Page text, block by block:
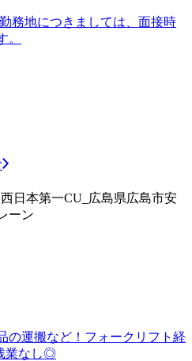
務地につきましては、面接時
。
日本第一CU_広島県広島市安
ーン
の運搬など！フォークリフト経
業なし◎